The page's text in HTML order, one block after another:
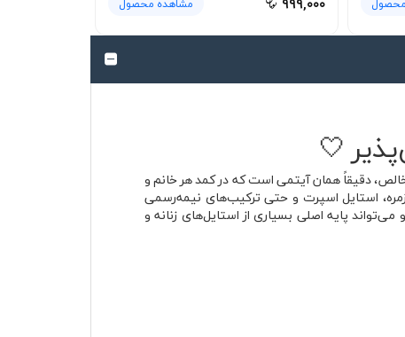
مشاهده محصول
🤍
دقیقاً همان آیتمی است که در کمد هر خانم و
استایل اسپرت و حتی ترکیب‌های نیمه‌رسمی
پایه اصلی بسیاری از استایل‌های زنانه و